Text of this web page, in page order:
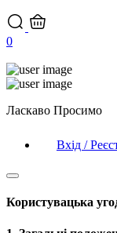
0
Ласкаво Просимо
Вхід /
Користувацька